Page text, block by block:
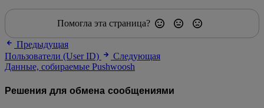
Помогла эта страница?
Предыдущая
Пользователи (User ID)
Следующая
Данные, собираемые Pushwoosh
Решения для обмена сообщениями